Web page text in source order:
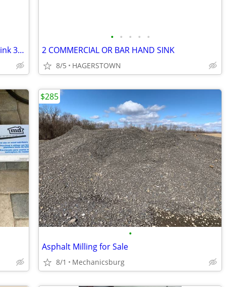
Dayton Single Bowl Stainless Steel Bar Sink 3 hole,faucet plumbing
• • • • •
2 COMMERCIAL OR BAR HAND SINK
8/5 HAGERSTOWN
•
Asphalt Milling for Sale
8/1 Mechanicsburg
$285